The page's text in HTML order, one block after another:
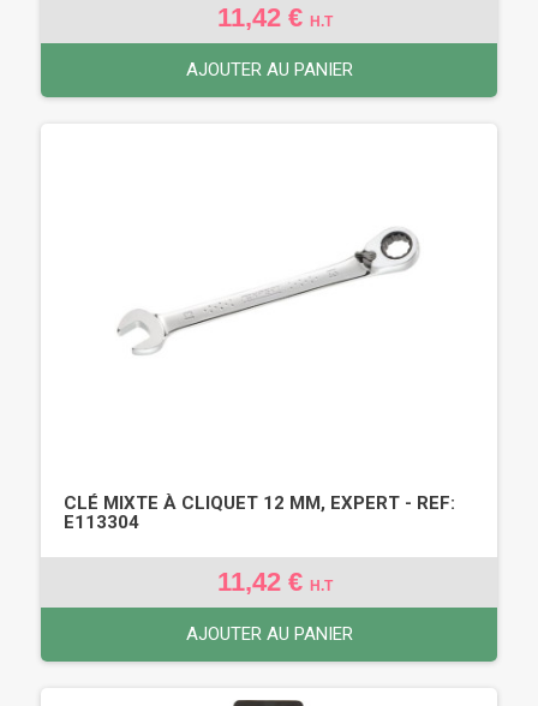
11,42 € H.T
AJOUTER AU PANIER
CLÉ MIXTE À CLIQUET 12 MM, EXPERT - REF:
E113304
11,42 € H.T
AJOUTER AU PANIER